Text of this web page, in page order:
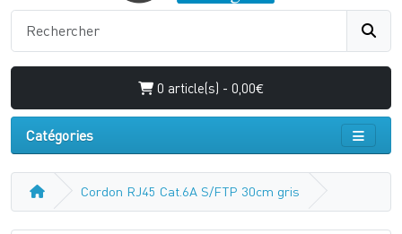
0 article(s) - 0,00€
Catégories
Cordon RJ45 Cat.6A S/FTP 30cm gris